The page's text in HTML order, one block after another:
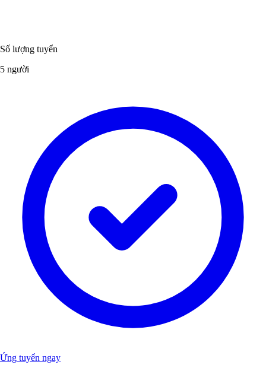
Số lượng tuyển
5 người
Ứng tuyển ngay